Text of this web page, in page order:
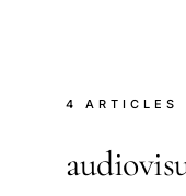
4 ARTICLES